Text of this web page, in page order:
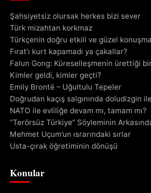
Şahsiyetsiz olursak herkes bizi sever
Türk mizahtan korkmaz
Türkçenin doğru etkili ve güzel
Fırat’ı kurt kapamadı ya çakallar?
Falun Gong: Küreselleşmenin ürettiği
Kimler geldi, kimler geçti?
Emily Brontë – Uğultulu Tepeler
Doğrudan kaçış salgınında doludizgin
NATO ile evliliğe devam mı, tamam mı?
“Terörsüz Türkiye” Söyleminin
Mehmet Uçum’un ısrarındaki sırlar
Usta-çırak öğretiminin dönüşü
Konular